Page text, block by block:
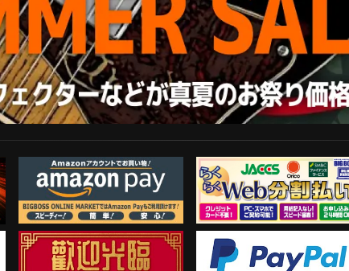
Amazon Pay らくらくWeb分割払い
歓迎工臨 PayPal決済がご利用可能！